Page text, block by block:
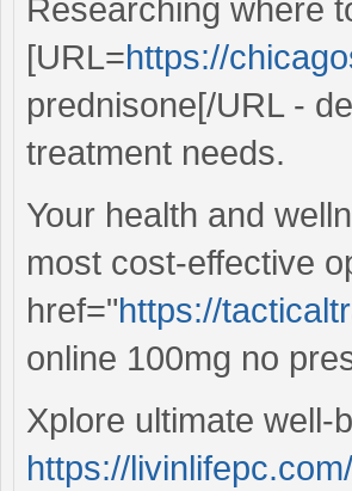
Researching where
[URL=https://
prednisone[/URL -
treatment needs.
Your health and
most cost-effective
href="https://
online 100mg no
Xplore ultimate well-
https://